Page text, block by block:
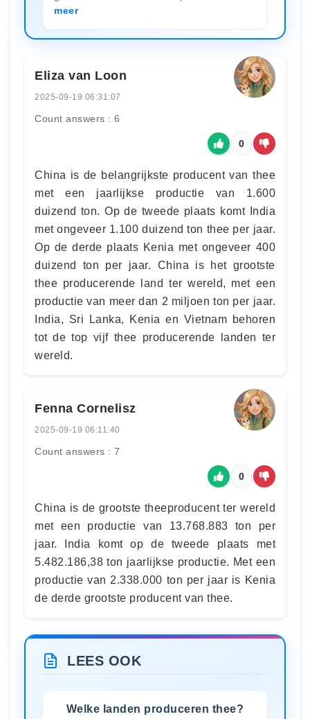
meer
Eliza van Loon
2025-09-19 06:31:07
Count answers : 6
0
China is de belangrijkste producent van thee
met een jaarlijkse productie van 1.600
duizend ton. Op de tweede plaats komt India
met ongeveer 1.100 duizend ton thee per jaar.
Op de derde plaats Kenia met ongeveer 400
duizend ton per jaar. China is het grootste
thee producerende land ter wereld, met een
productie van meer dan 2 miljoen ton per jaar.
India, Sri Lanka, Kenia en Vietnam behoren
tot de top vijf thee producerende landen ter
wereld.
Fenna Cornelisz
2025-09-19 06:11:40
Count answers : 7
0
China is de grootste theeproducent ter wereld
met een productie van 13.768.883 ton per
jaar. India komt op de tweede plaats met
5.482.186,38 ton jaarlijkse productie. Met een
productie van 2.338.000 ton per jaar is Kenia
de derde grootste producent van thee.
LEES OOK
Welke landen produceren thee?